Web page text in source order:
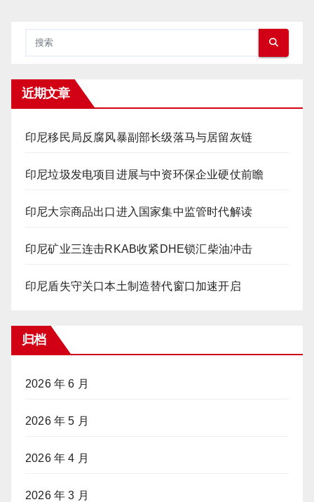
近期文章
印尼移民局反腐风暴副部长级落马与居留灰链
印尼垃圾发电项目进展与中资环保企业硬仗前瞻
印尼大宗商品出口进入国家集中监管时代解读
印尼矿业三连击RKAB收紧DHE锁汇柴油冲击
印尼盾失守关口本土制造替代窗口加速开启
归档
2026 年 6 月
2026 年 5 月
2026 年 4 月
2026 年 3 月